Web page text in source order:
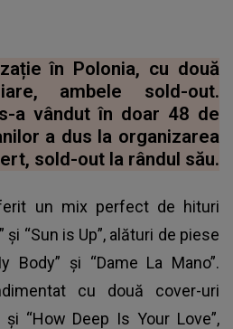
în Polonia, cu două
ambele sold-out.
a vândut în doar 48 de
a dus la organizarea
sold-out la rândul său.
un mix perfect de hituri
“Sun is Up”, alături de piese
Body” și “Dame La Mano”.
cu două cover-uri
și “How Deep Is Your Love”,